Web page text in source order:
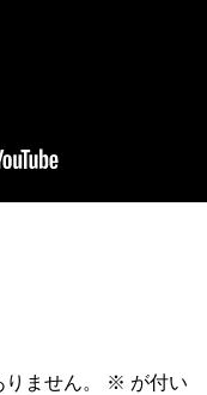
ません。 ※ が付い